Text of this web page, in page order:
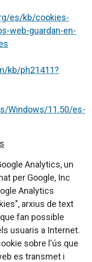
es/kb/cookies-
web-guardan-en-
kb/ph21411?
Windows/11.50/es-
Analytics, un
per Google, Inc
Analytics
arxius de text
fan possible
usuaris a Internet.
sobre l'ús que
es transmet i